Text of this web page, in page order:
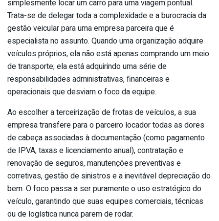
simplesmente locar um carro para uma viagem pontual.
Trata-se de delegar toda a complexidade e a burocracia da
gestão veicular para uma empresa parceira que é
especialista no assunto. Quando uma organização adquire
veículos próprios, ela não está apenas comprando um meio
de transporte; ela está adquirindo uma série de
responsabilidades administrativas, financeiras e
operacionais que desviam o foco da equipe.
Ao escolher a terceirização de frotas de veículos, a sua
empresa transfere para o parceiro locador todas as dores
de cabeça associadas à documentação (como pagamento
de IPVA, taxas e licenciamento anual), contratação e
renovação de seguros, manutenções preventivas e
corretivas, gestão de sinistros e a inevitável depreciação do
bem. O foco passa a ser puramente o uso estratégico do
veículo, garantindo que suas equipes comerciais, técnicas
ou de logística nunca parem de rodar.